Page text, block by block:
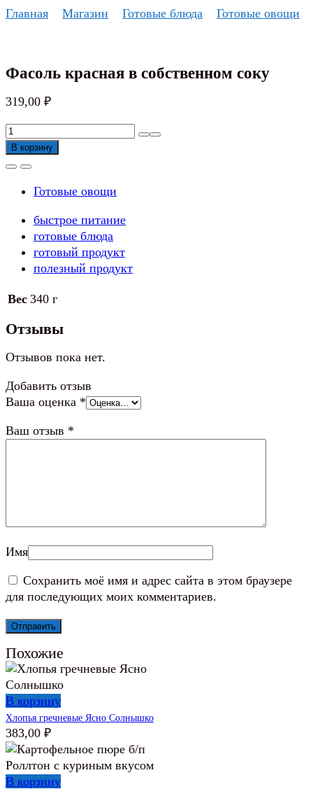
Перейти
Главная Магазин Готовые блюда Готовые овощи
Фасоль красная в собственном соку
319,00 ₽
Количество
товара
Фасоль
соку
В корзину
Готовые овощи
быстрое питание
готовые блюда
готовый продукт
полезный продукт
Вес 340 г
Отзывы
Отзывов пока нет.
Добавить отзыв
Ваша оценка *
Ваш отзыв *
Имя
Сохранить моё имя и адрес сайта в этом браузере
для последующих моих комментариев.
Похожие
В корзину
Хлопья гречневые Ясно Солнышко
383,00 ₽
В корзину